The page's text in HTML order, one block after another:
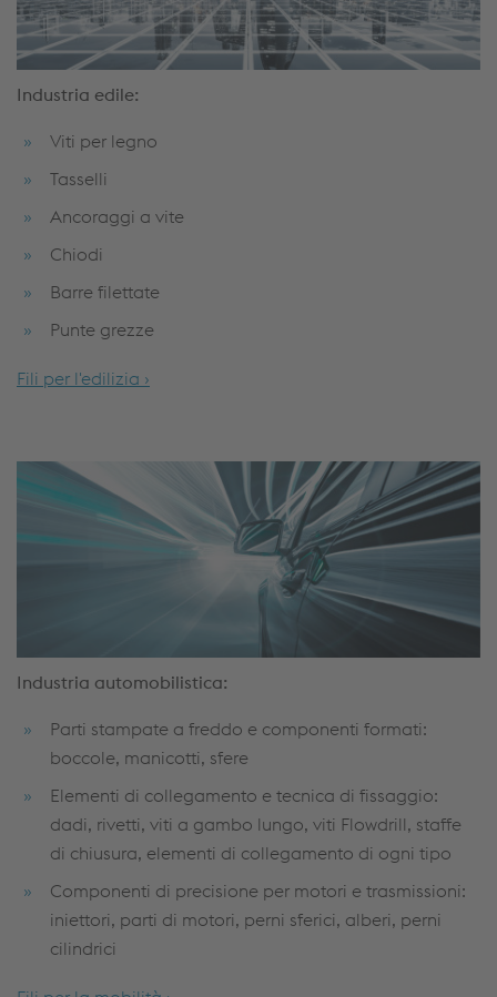
Industria edile:
Viti per legno
Tasselli
Ancoraggi a vite
Chiodi
Barre filettate
Punte grezze
Fili per l'edilizia ›
Industria automobilistica:
Parti stampate a freddo e componenti formati:
boccole, manicotti, sfere
Elementi di collegamento e tecnica di fissaggio:
dadi, rivetti, viti a gambo lungo, viti Flowdrill, staffe
di chiusura, elementi di collegamento di ogni tipo
Componenti di precisione per motori e trasmissioni:
iniettori, parti di motori, perni sferici, alberi, perni
cilindrici